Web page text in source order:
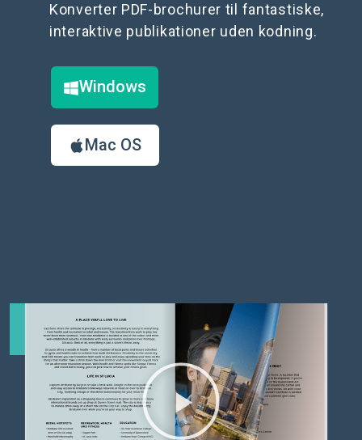
Konverter PDF-brochurer til fantastiske,
interaktive publikationer uden kodning.
Windows
Mac OS